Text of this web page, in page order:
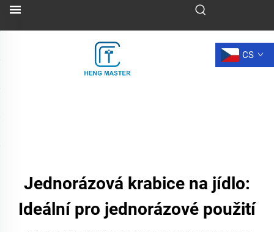
CS
Jednorázová krabice na jídlo:
Ideální pro jednorázové použití